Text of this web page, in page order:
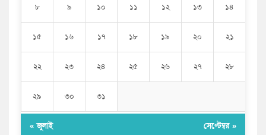
৮ ৯ ১০ ১১ ১২ ১৩ ১৪
১৫ ১৬ ১৭ ১৮ ১৯ ২০ ২১
২২ ২৩ ২৪ ২৫ ২৬ ২৭ ২৮
২৯ ৩০ ৩১
« জুলাই সেপ্টেম্বর »